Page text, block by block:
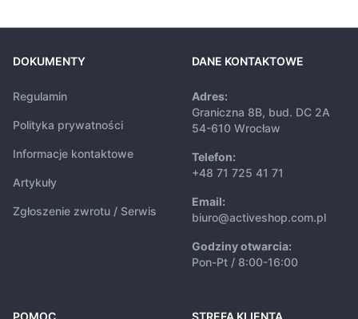
DOKUMENTY
Regulamin
Polityka prywatności
Informacje kontaktowe
Artykuły
Zgłoszenie zwrotu / Serwis
DANE KONTAKTOWE
Adres:
Graniczna 8B, bud. DC 2A
54-610 Wrocław
Telefon:
+48 71 725 41 71
Email:
biuro@activeshop.com.pl
Godziny otwarcia:
Pon-Pt / 8:00-16:00
POMOC STREFA KLIENTA